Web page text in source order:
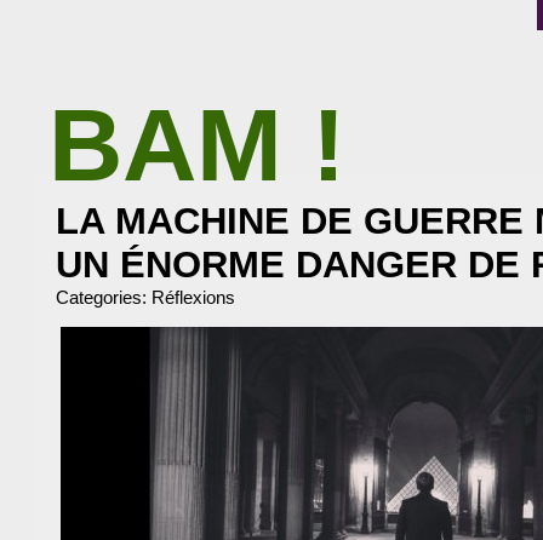
BAM !
LA MACHINE DE GUERRE
UN ÉNORME DANGER DE
Categories: Réflexions